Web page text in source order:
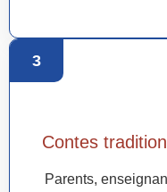
3
Contes
Parents,